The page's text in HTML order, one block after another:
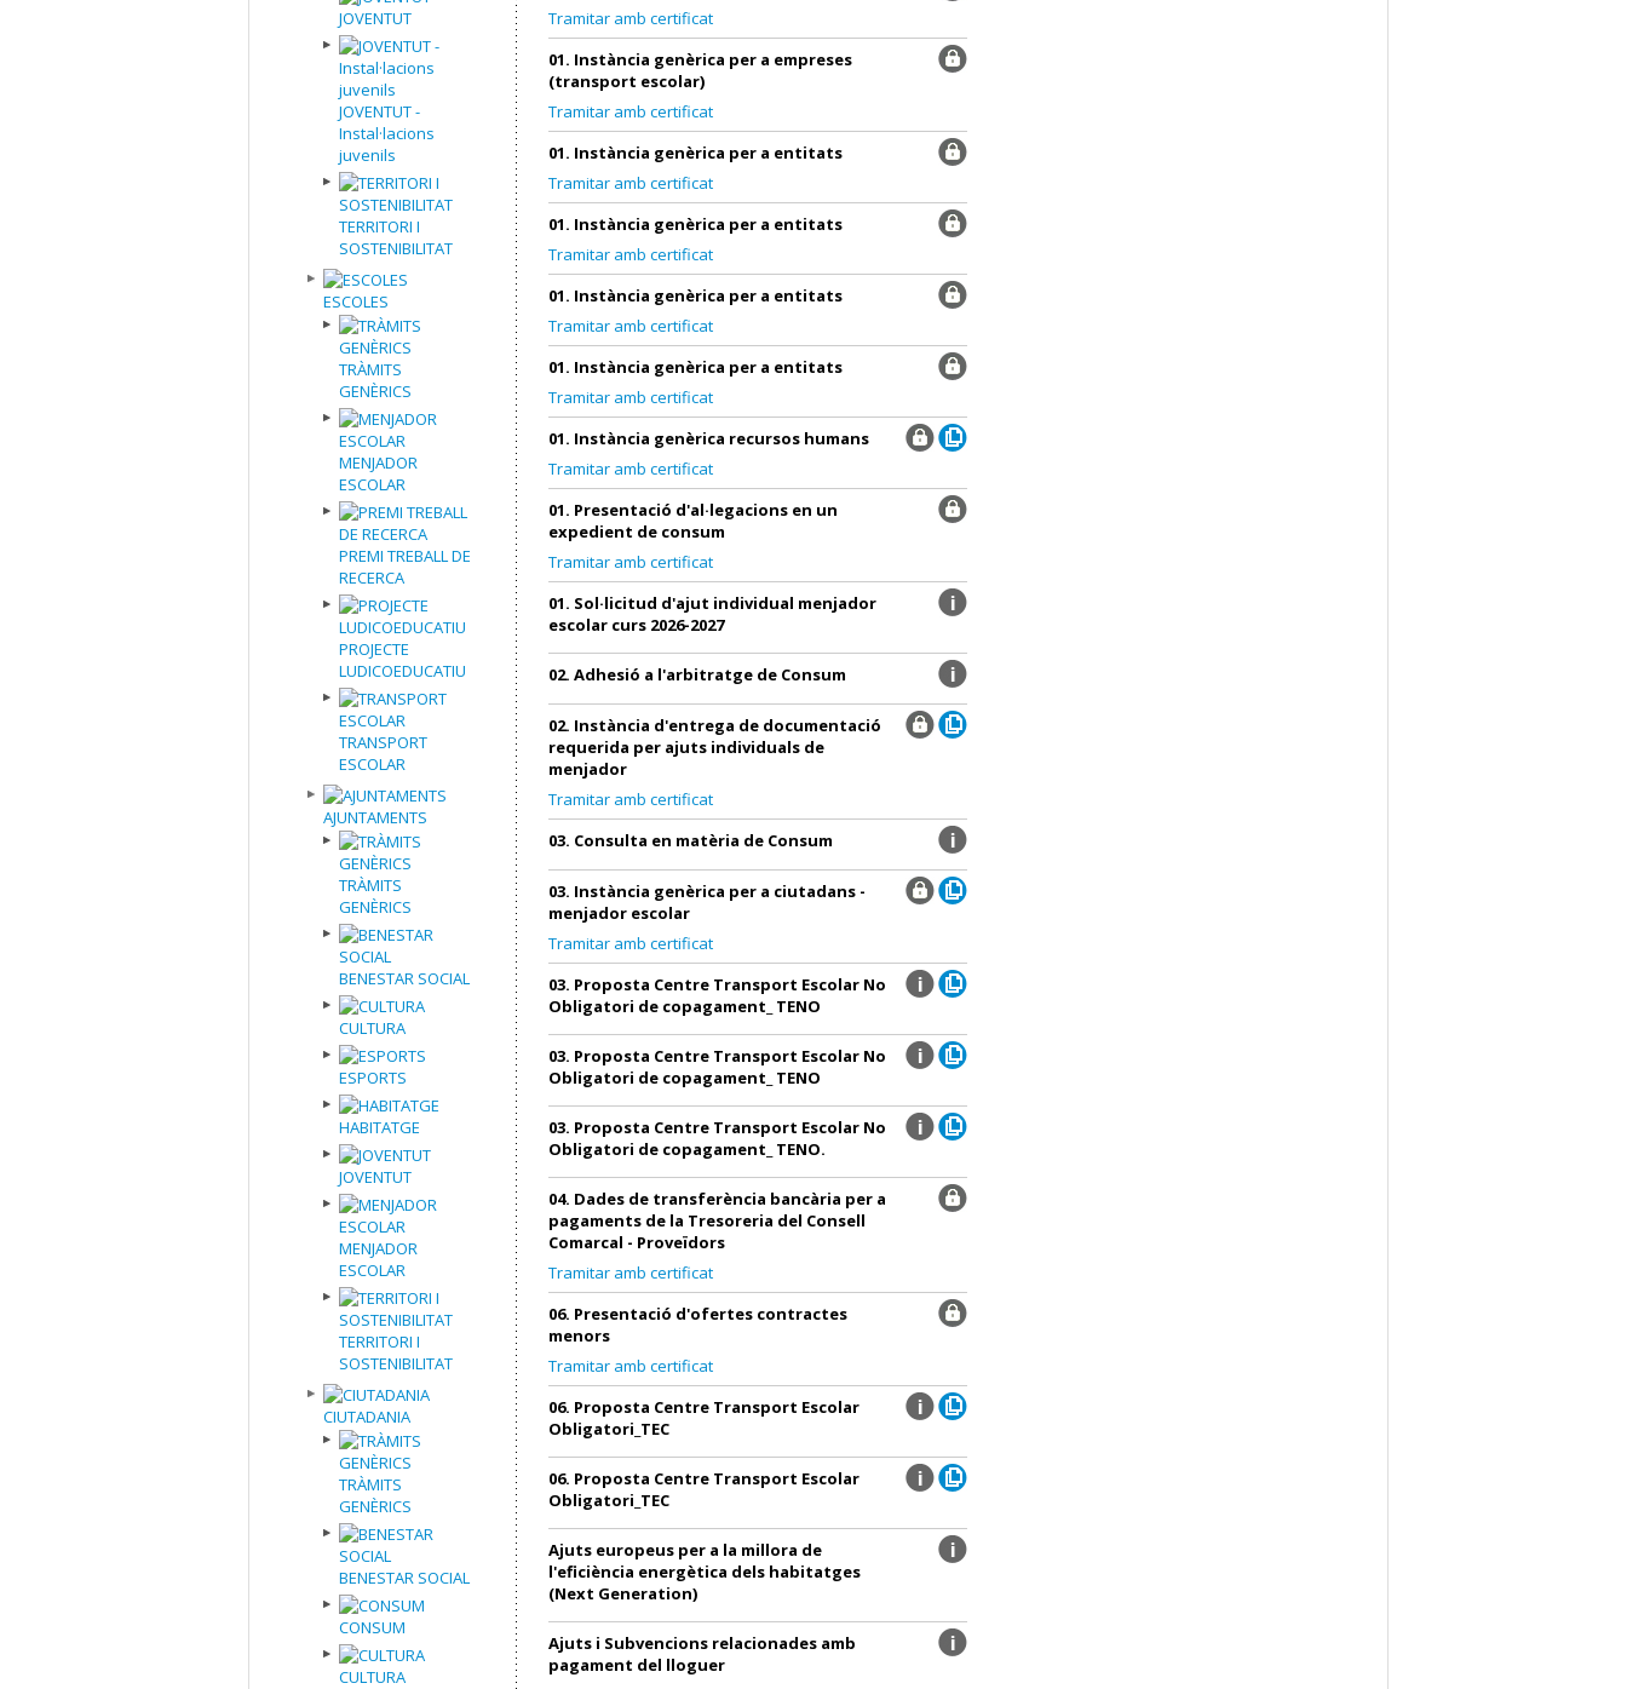
JOVENTUT
JOVENTUT -
Instal·lacions
juvenils
TERRITORI I
SOSTENIBILITAT
ESCOLES
TRÀMITS
GENÈRICS
MENJADOR
ESCOLAR
PREMI TREBALL DE
RECERCA
PROJECTE
LUDICOEDUCATIU
TRANSPORT
ESCOLAR
AJUNTAMENTS
TRÀMITS
GENÈRICS
BENESTAR SOCIAL
CULTURA
ESPORTS
HABITATGE
JOVENTUT
MENJADOR
ESCOLAR
TERRITORI I
SOSTENIBILITAT
CIUTADANIA
TRÀMITS
GENÈRICS
BENESTAR SOCIAL
CONSUM
CULTURA
Tramitar amb certificat
01. Instància genèrica per a empreses
(transport escolar)
Tramitar amb certificat
01. Instància genèrica per a entitats
Tramitar amb certificat
01. Instància genèrica per a entitats
Tramitar amb certificat
01. Instància genèrica per a entitats
Tramitar amb certificat
01. Instància genèrica per a entitats
Tramitar amb certificat
01. Instància genèrica recursos humans
Tramitar amb certificat
01. Presentació d'al·legacions en un
expedient de consum
Tramitar amb certificat
01. Sol·licitud d'ajut individual menjador
escolar curs 2026-2027
02. Adhesió a l'arbitratge de Consum
02. Instància d'entrega de documentació
requerida per ajuts individuals de
menjador
Tramitar amb certificat
03. Consulta en matèria de Consum
03. Instància genèrica per a ciutadans -
menjador escolar
Tramitar amb certificat
03. Proposta Centre Transport Escolar No
Obligatori de copagament_ TENO
03. Proposta Centre Transport Escolar No
Obligatori de copagament_ TENO
03. Proposta Centre Transport Escolar No
Obligatori de copagament_ TENO.
04. Dades de transferència bancària per a
pagaments de la Tresoreria del Consell
Comarcal - Proveïdors
Tramitar amb certificat
06. Presentació d'ofertes contractes
menors
Tramitar amb certificat
06. Proposta Centre Transport Escolar
Obligatori_TEC
06. Proposta Centre Transport Escolar
Obligatori_TEC
Ajuts europeus per a la millora de
l'eficiència energètica dels habitatges
(Next Generation)
Ajuts i Subvencions relacionades amb
pagament del lloguer